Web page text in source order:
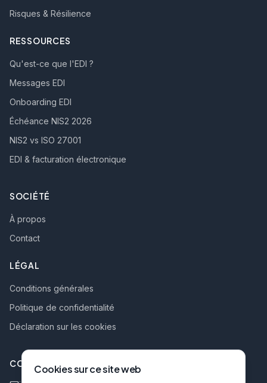
Risques & Résilience
RESSOURCES
Qu'est-ce que l'EDI ?
Messages EDI
Onboarding EDI
Échéance NIS2 2026
NIS2 vs ISO 27001
EDI & facturation électronique
SOCIÉTÉ
À propos
Contact
LÉGAL
Conditions générales
Politique de confidentialité
Déclaration sur les cookies
CONTACTCookies sur ce site web